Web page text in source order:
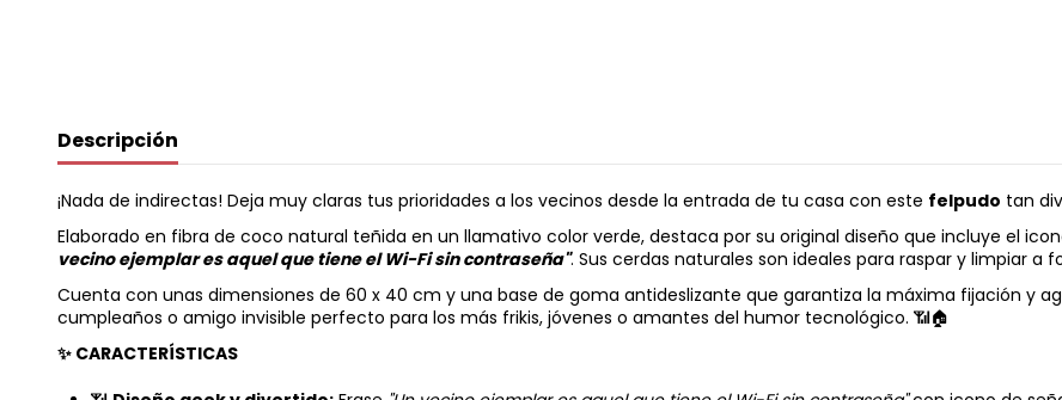
Descripción
¡Nada de indirectas! Deja muy claras tus prioridades a los vecinos desde la entrada de tu casa con este felpudo tan
Elaborado en fibra de coco natural teñida en un llamativo color verde, destaca por su original diseño que incluye el
vecino ejemplar es aquel que tiene el Wi-Fi sin contraseña". Sus cerdas naturales son ideales para raspar y limpiar a
Cuenta con unas dimensiones de 60 x 40 cm y una base de goma antideslizante que garantiza la máxima fijación y
cumpleaños o amigo invisible perfecto para los más frikis, jóvenes o amantes del humor tecnológico. 📶🏠
✨ CARACTERÍSTICAS